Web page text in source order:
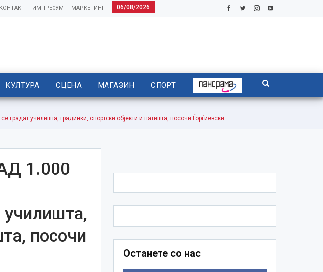
06/08/2026
МАРКЕТИНГ
ИМПРЕСУМ
КОНТАКТ
КУЛТУРА СЦЕНА МАГАЗИН СПОРТ
училишта, градинки, спортски објекти и патишта, посочи Ѓорѓиевски
1.000
училишта,
посочи
Останете со нас